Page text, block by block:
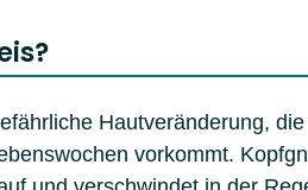
Hautveränderung,
vorkommt.